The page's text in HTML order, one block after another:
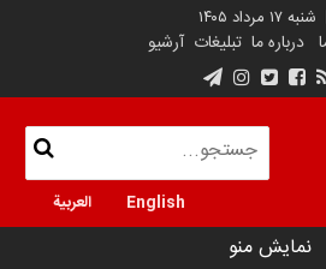
شنبه ۱۷ مرداد ۱۴۰۵
درباره ما تبلیغات آرشیو
English العربية
نمایش منو